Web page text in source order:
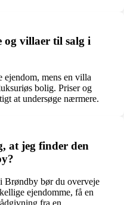
og villaer til salg i
ejendom, mens en villa
bolig. Priser og
at undersøge nærmere.
at jeg finder den
Brøndby bør du overveje
ejendomme, få en